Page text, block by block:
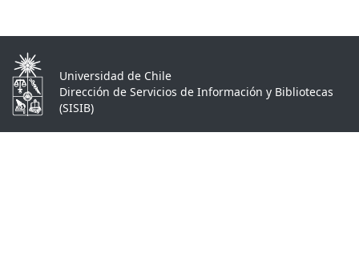
Universidad de Chile
Dirección de Servicios de Información y Bibliotecas
(SISIB)